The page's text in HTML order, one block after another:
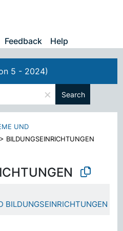
Feedback Help
5 - 2024)
× Search
UND
> BILDUNGSEINRICHTUNGEN
BILDUNGSEINRICHTUNGEN